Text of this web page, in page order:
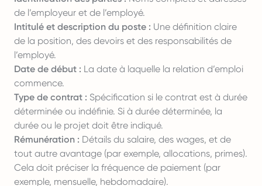
de l’employeur et de l’employé.
Intitulé et description du poste : Une définition claire
de la position, des devoirs et des responsabilités de
l’employé.
Date de début : La date à laquelle la relation d’emploi
commence.
Type de contrat : Spécification si le contrat est à durée
déterminée ou indéfinie. Si à durée déterminée, la
durée ou le projet doit être indiqué.
Rémunération : Détails du salaire, des wages, et de
tout autre avantage (par exemple, allocations, primes).
Cela doit préciser la fréquence de paiement (par
exemple, mensuelle, hebdomadaire).